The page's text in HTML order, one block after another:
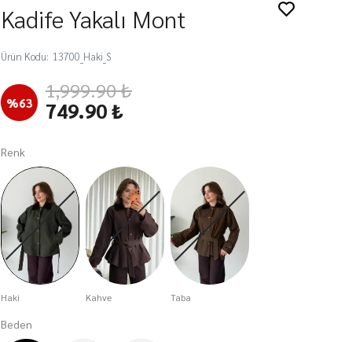
Kadife Yakalı Mont
Ürün Kodu: 13700_Haki_S
%63 1,999.90 ₺
749.90 ₺
Renk
Haki Kahve Taba
Beden